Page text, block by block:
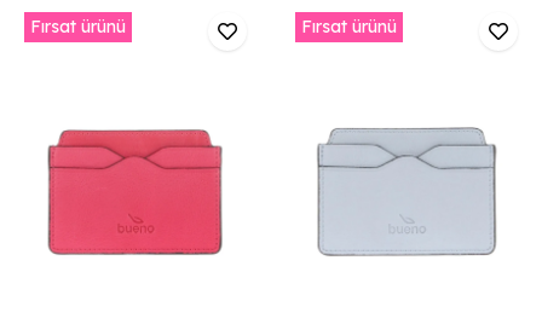
Fırsat ürünü Fırsat ürünü